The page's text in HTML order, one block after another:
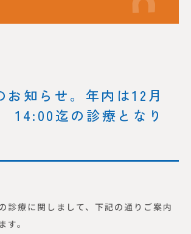
お知らせ。年内は12月
14:00迄の診療となり
診療に関しまして、下記の通りご案内
す。